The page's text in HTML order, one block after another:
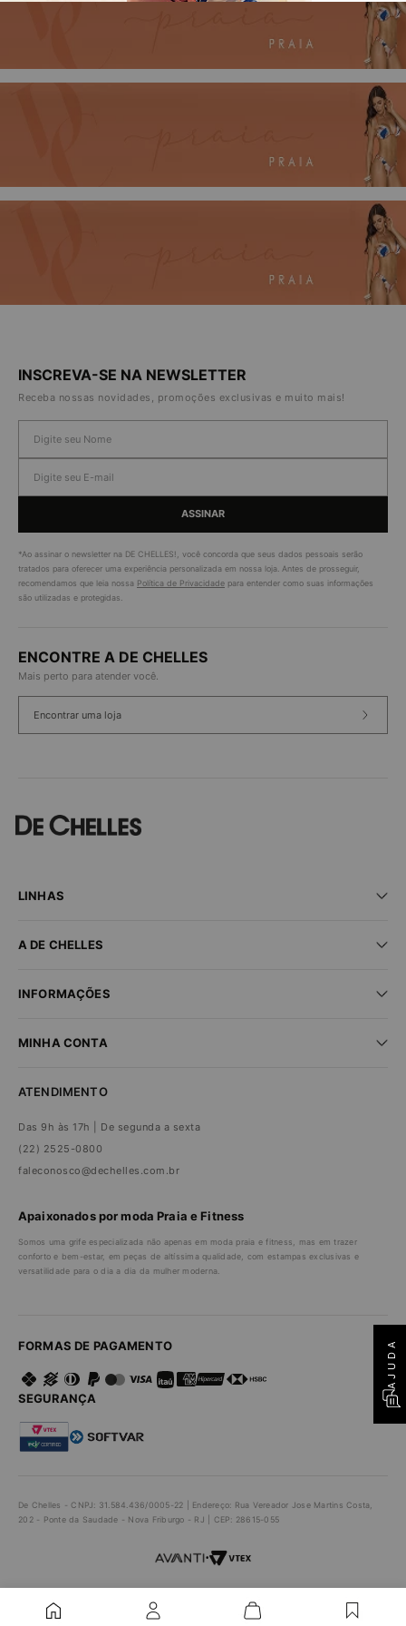
INSCREVA-SE NA NEWSLETTER
Receba nossas novidades, promoções exclusivas e muito mais!
ASSINAR
*Ao assinar o newsletter na DE CHELLES!, você concorda que seus dados pessoais serão
tratados para oferecer uma experiência personalizada em nossa loja. Antes de prosseguir,
recomendamos que leia nossa Política de Privacidade para entender como suas informações
são utilizadas e protegidas.
ENCONTRE A DE CHELLES
Mais perto para atender você.
Encontrar uma loja
LINHAS
Fitness
A DE CHELLES
Encontre uma loja
INFORMAÇÕES
Trocas e devoluções
MINHA CONTA
Meus pedidos
ATENDIMENTO
Das 9h às 17h | De segunda a sexta
(22) 2525-0800
faleconosco@dechelles.com.br
Apaixonados por moda Praia e Fitness
Somos uma grife especializada não apenas em moda praia e fitness, mas em trazer
conforto e bem-estar, em peças de altíssima qualidade, com estampas exclusivas e
versatilidade para o dia a dia da mulher moderna.
FORMAS DE PAGAMENTO
SEGURANÇA
De Chelles - CNPJ: 31.584.436/0005-22 | Endereço: Rua Vereador Jose Martins Costa,
202 - Ponte da Saudade - Nova Friburgo - RJ | CEP: 28615-055
•
AJUDA